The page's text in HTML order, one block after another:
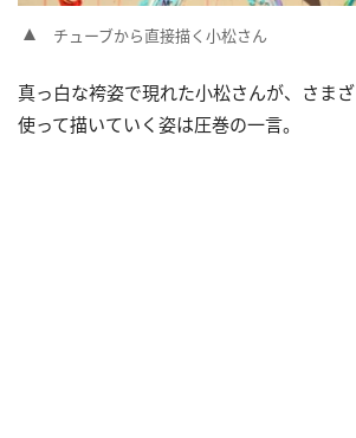
チューブから直接描く小松さん
真っ白な袴姿で現れた小松さんが、さま
使って描いていく姿は圧巻の一言。